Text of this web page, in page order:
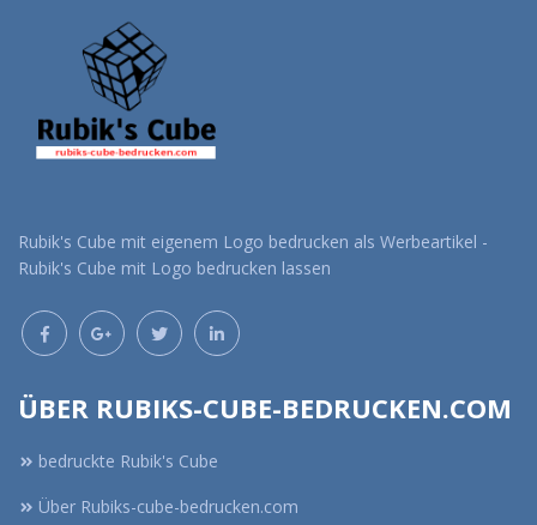
Rubik's Cube mit eigenem Logo bedrucken als Werbeartikel -
Rubik's Cube mit Logo bedrucken lassen
ÜBER RUBIKS-CUBE-BEDRUCKEN.COM
bedruckte Rubik's Cube
Über Rubiks-cube-bedrucken.com